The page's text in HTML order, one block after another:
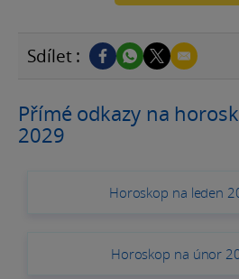
Sdílet :
Přímé odkazy na
2029
Horoskop na leden
Horoskop na únor